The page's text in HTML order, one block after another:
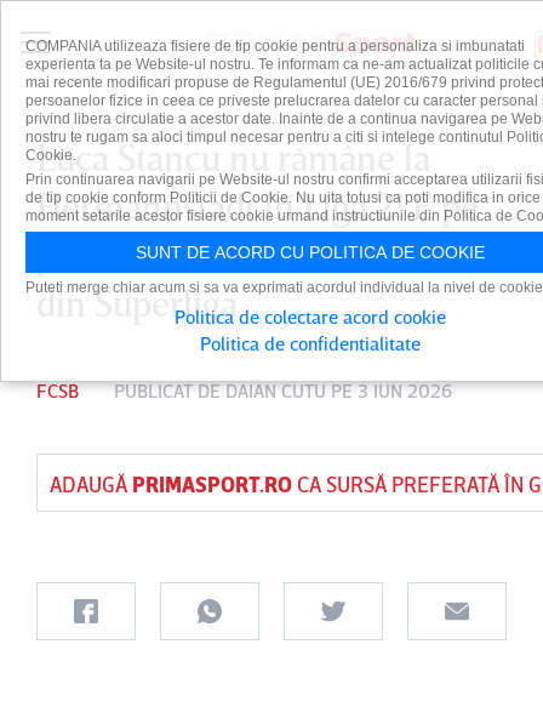
Luca Stancu nu rămâne la
Hermannstadt în Liga 2! E pe
punctul să semneze cu o forţă
din Superliga
FCSB PUBLICAT DEDAIAN CUTUPE 3 IUN 2026
ADAUGĂ PRIMASPORT.ROCA SURSĂ PREFERATĂ ÎN
COMPANIA utilizeaza fisiere de tip cookie pentru a personaliza si imbunatati
experienta ta pe Website-ul nostru. Te informam ca ne-am actualizat politicile
mai recente modificari propuse de Regulamentul (UE) 2016/679 privind
persoanelor fizice in ceea ce priveste prelucrarea datelor cu caracter personal
privind libera circulatie a acestor date. Inainte de a continua navigarea pe
nostru te rugam sa aloci timpul necesar pentru a citi si intelege continutul
Cookie.
Prin continuarea navigarii pe Website-ul nostru confirmi acceptarea utilizarii
de tip cookie conform Politicii de Cookie. Nu uita totusi ca poti modifica in orice
moment setarile acestor fisiere cookie urmand instructiunile din Politica de
SUNT DE ACORD CU POLITICA DE COOKIE
Puteti merge chiar acum si sa va exprimati acordul individual la nivel de
Politica de colectare acord cookie
Politica de confidentialitate